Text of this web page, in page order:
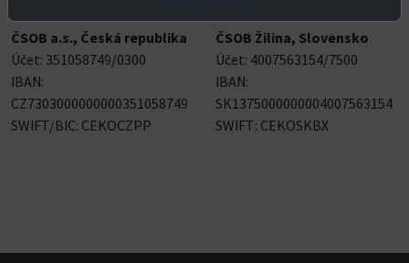
ČSOB a.s., Česká republika
Účet: 351058749/0300
IBAN:
CZ7303000000000351058749
SWIFT/BIC: CEKOCZPP
ČSOB Žilina, Slovensko
Účet: 4007563154/7500
IBAN:
SK1375000000004007563154
SWIFT: CEKOSKBX